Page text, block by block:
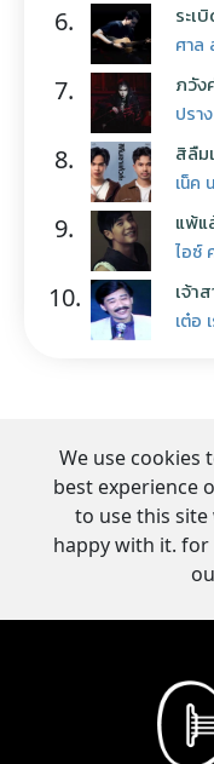
6. ระเ
ศาล
7. ภวัง
ปรา
8. สิลืม
เน็ค
9. แพ้แ
ไอซ์
10. เจ้า
เต๋อ
We use cookies
best experience
to use this
happy with it.